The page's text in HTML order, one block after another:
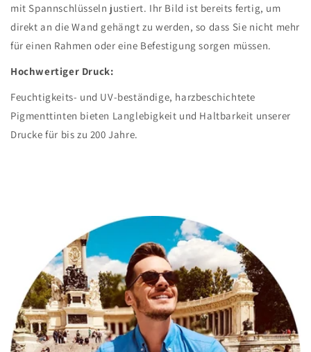
mit Spannschlüsseln justiert. Ihr Bild ist bereits fertig, um
direkt an die Wand gehängt zu werden, so dass Sie nicht mehr
für einen Rahmen oder eine Befestigung sorgen müssen.
Hochwertiger Druck:
Feuchtigkeits- und UV-beständige, harzbeschichtete
Pigmenttinten bieten Langlebigkeit und Haltbarkeit unserer
Drucke für bis zu 200 Jahre.